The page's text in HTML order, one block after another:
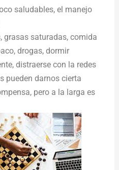
saludables, el manejo
grasas saturadas, comida
drogas, dormir
distraerse con la redes
pueden darnos cierta
pero a la larga es